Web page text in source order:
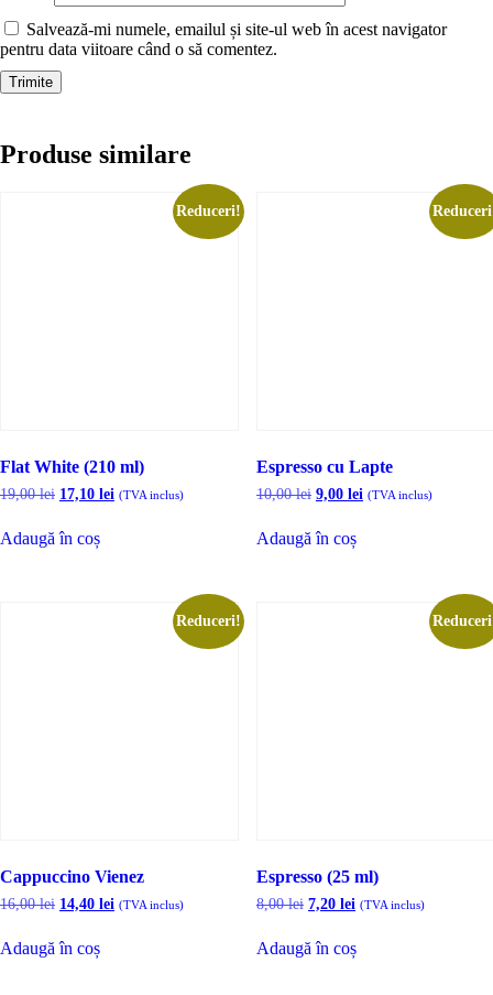
Salvează-mi numele, emailul și site-ul web în acest navigator
pentru data viitoare când o să comentez.
Produse similare
Reduceri!
Flat White (210 ml)
19,00lei Prețul
a
fost:
17,10 lei Prețul
(TVA inclus)
Adaugă în coș
Espresso cu Lapte
10,00lei Prețul
a
fost:
9,00 leiPrețul
(TVA inclus)
Adaugă în coș
Reduceri!
Cappuccino Vienez
16,00lei Prețul
a
fost:
14,40 lei Prețul
(TVA inclus)
Adaugă în coș
Espresso (25 ml)
8,00lei Prețul
fost:
7,20 leiPrețul
7,20 lei.
(TVA inclus)
Adaugă în coș